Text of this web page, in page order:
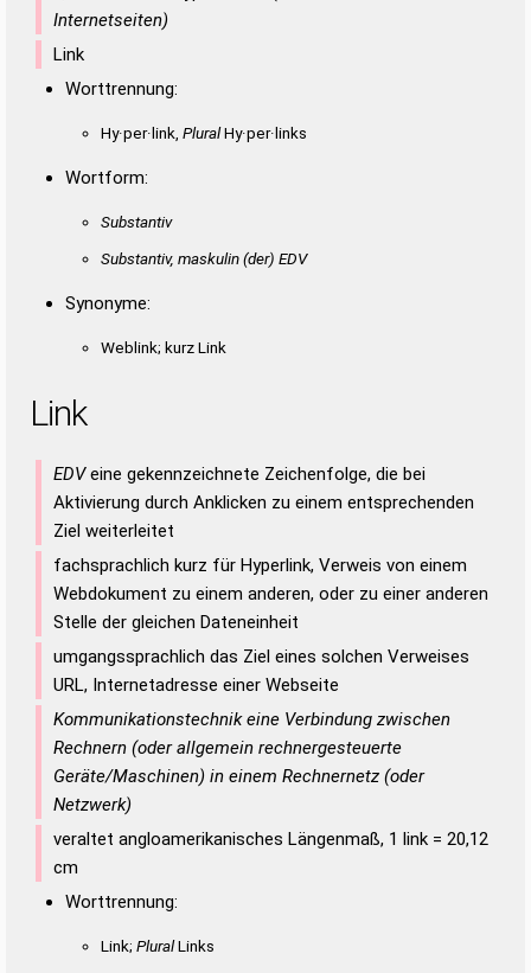
Internetseiten)
Link
Worttrennung:
Hy·per·link, PluralHy·per·links
Wortform:
Substantiv
Substantiv, maskulin(der) EDV
Synonyme:
Weblink; kurz Link
Link
EDVeine gekennzeichnete Zeichenfolge, die bei
Aktivierung durch Anklicken zu einem entsprechenden
Ziel weiterleitet
fachsprachlich kurz für Hyperlink, Verweis von einem
Webdokument zu einem anderen, oder zu einer anderen
Stelle der gleichen Dateneinheit
umgangssprachlich das Ziel eines solchen Verweises
URL, Internetadresse einer Webseite
Kommunikationstechnik eine Verbindung zwischen
Rechnern (oder allgemein rechnergesteuerte
Geräte/Maschinen) in einem Rechnernetz (oder
Netzwerk)
veraltet angloamerikanisches Längenmaß, 1 link = 20,12
cm
Worttrennung:
Link; PluralLinks